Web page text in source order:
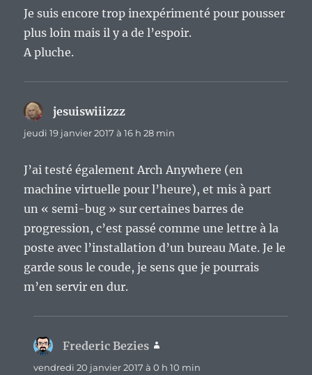
Je suis encore trop inexpérimenté pour pousser
plus loin mais il y a de l’espoir.
A pluche.
jesuiswiiizzz
jeudi 19 janvier 2017 à 16 h 28 min
J’ai testé également Arch Anywhere (en
machine virtuelle pour l’heure), et mis à part
un « semi-bug » sur certaines barres de
progression, c’est passé comme une lettre à la
poste avec l’installation d’un bureau Mate. Je le
garde sous le coude, je sens que je pourrais
m’en servir en dur.
Frederic Bezies
vendredi 20 janvier 2017 à 0 h 10 min